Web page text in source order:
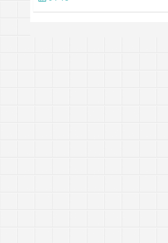
理、提高市场效率的基础性制度。近年来，我国